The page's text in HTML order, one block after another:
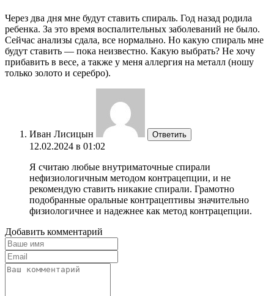
Через два дня мне будут ставить спираль. Год назад родила
ребенка. За это время воспалительных заболеваний не было.
Сейчас анализы сдала, все нормально. Но какую спираль мне
будут ставить — пока неизвестно. Какую выбрать? Не хочу
прибавить в весе, а также у меня аллергия на металл (ношу
только золото и серебро).
Иван Лисицын Ответить
12.02.2024 в 01:02
Я считаю любые внутриматочные спирали
нефизиологичным методом контрацепции, и не
рекомендую ставить никакие спирали. Грамотно
подобранные оральные контрацептивы значительно
физиологичнее и надежнее как метод контрацепции.
Добавить комментарий